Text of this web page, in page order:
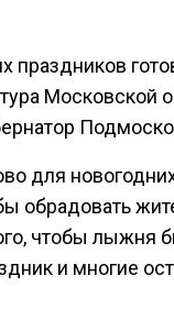
Московской
для
обрадовать
чтобы лыжня
и многие